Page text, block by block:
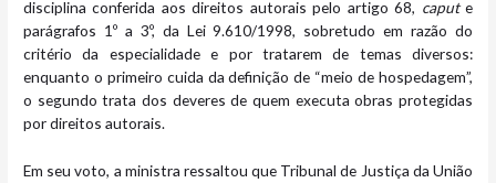
disciplina conferida aos direitos autorais pelo artigo 68, capute
parágrafos 1º a 3º, da Lei 9.610/1998, sobretudo em razão do
critério da especialidade e por tratarem de temas diversos:
enquanto o primeiro cuida da definição de “meio de hospedagem”,
o segundo trata dos deveres de quem executa obras protegidas
por direitos autorais.
Em seu voto, a ministra ressaltou que Tribunal de Justiça da União